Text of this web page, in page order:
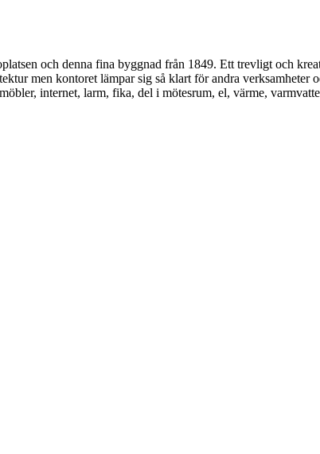
och denna fina byggnad från 1849. Ett trevligt och
men kontoret lämpar sig så klart för andra verksamheter
internet, larm, fika, del i mötesrum, el, värme,